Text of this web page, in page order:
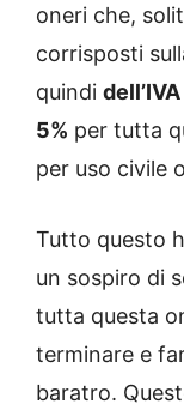
oneri che,
corrisposti
quindi dell’IVA
5% per tutta
per uso civile
Tutto questo
un sospiro di
tutta questa
terminare e
baratro.